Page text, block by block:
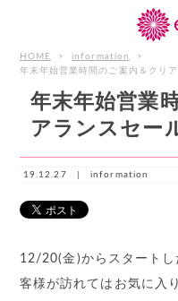
HOME > information
>
年末年始営業時間のご案内＆クリ
年末年始営業
アランスセー
19.12.27 | information
12/20(金)からスタート
客様が訪れてはお気に入